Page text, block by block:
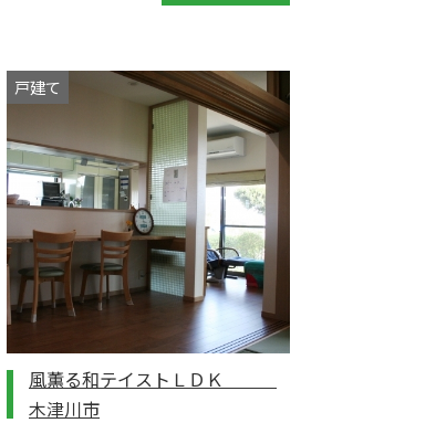
戸建て
風薫る和テイストＬＤＫ
木津川市